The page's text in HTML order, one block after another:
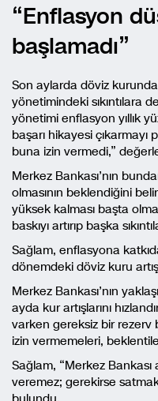
“Enflasyon
başlamadı”
Son aylarda döviz
yönetimindeki sıkıntılara
yönetimi enflasyon yıllık
başarı hikayesi
buna izin vermedi,”
Merkez Bankası’nın
olmasının beklendiğini
yüksek kalması başta
baskıyı artırıp başka
Sağlam, enflasyona
dönemdeki döviz kuru
Merkez Bankası’nın
ayda kur artışlarını
varken gereksiz bir rezerv
izin vermemeleri,
Sağlam, “Merkez Bankası
veremez; gerekirse